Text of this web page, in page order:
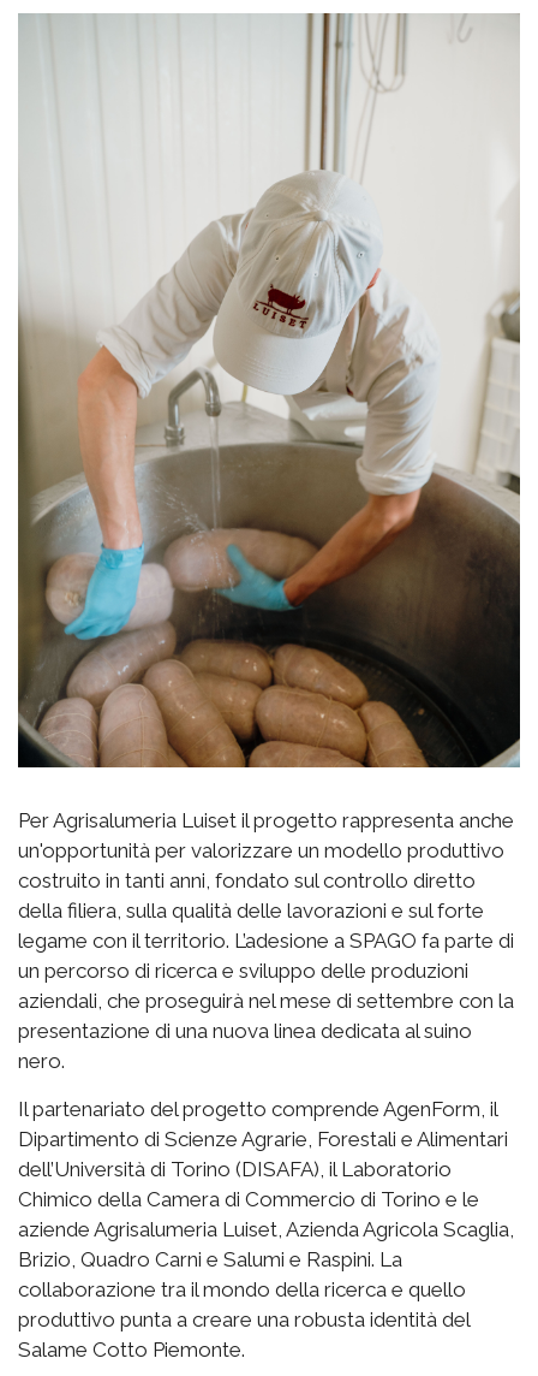
Per Agrisalumeria Luiset il progetto rappresenta anche
un'opportunità per valorizzare un modello produttivo
costruito in tanti anni, fondato sul controllo diretto
della filiera, sulla qualità delle lavorazioni e sul forte
legame con il territorio. L’adesione a SPAGO fa parte di
un percorso di ricerca e sviluppo delle produzioni
aziendali, che proseguirà nel mese di settembre con la
presentazione di una nuova linea dedicata al suino
nero.
Il partenariato del progetto comprende AgenForm, il
Dipartimento di Scienze Agrarie, Forestali e Alimentari
dell’Università di Torino (DISAFA), il Laboratorio
Chimico della Camera di Commercio di Torino e le
aziende Agrisalumeria Luiset, Azienda Agricola Scaglia,
Brizio, Quadro Carni e Salumi e Raspini. La
collaborazione tra il mondo della ricerca e quello
produttivo punta a creare una robusta identità del
Salame Cotto Piemonte.